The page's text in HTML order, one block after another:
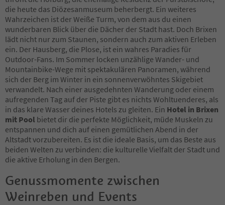
die heute das Diözesanmuseum beherbergt. Ein weiteres
Wahrzeichen ist der Weiße Turm, von dem aus du einen
wunderbaren Blick über die Dächer der Stadt hast. Doch Brixen
lädt nicht nur zum Staunen, sondern auch zum aktiven Erleben
ein. Der Hausberg, die Plose, ist ein wahres Paradies für
Outdoor-Fans. Im Sommer locken unzählige Wander- und
Mountainbike-Wege mit spektakulären Panoramen, während
sich der Berg im Winter in ein sonnenverwöhntes Skigebiet
verwandelt. Nach einer ausgedehnten Wanderung oder einem
aufregenden Tag auf der Piste gibt es nichts Wohltuenderes, als
in das klare Wasser deines Hotels zu gleiten. Ein Hotel in Brixen
mit Pool bietet dir die perfekte Möglichkeit, müde Muskeln zu
entspannen und dich auf einen gemütlichen Abend in der
Altstadt vorzubereiten. Es ist die ideale Basis, um das Beste aus
beiden Welten zu verbinden: die kulturelle Vielfalt der Stadt und
die aktive Erholung in den Bergen.
Genussmomente zwischen
Weinreben und Events